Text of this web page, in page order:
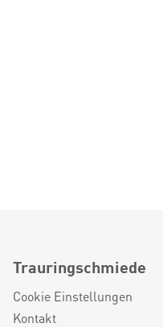
Trauringschmiede
Cookie Einstellungen
Kontakt